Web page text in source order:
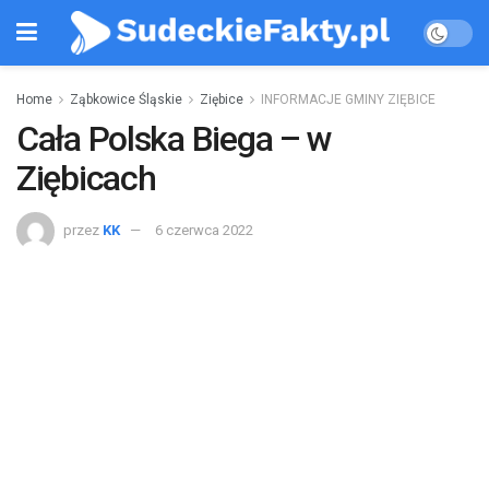
Home Ząbkowice Śląskie Ziębice INFORMACJE GMINY ZIĘBICE
Cała Polska Biega – w
Ziębicach
przez KK 6 czerwca 2022